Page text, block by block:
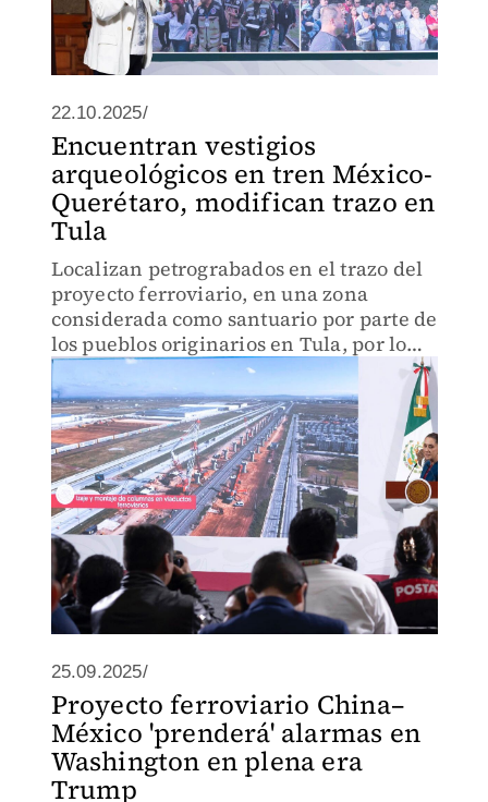
22.10.2025/
Encuentran vestigios
arqueológicos en tren México-
Querétaro, modifican trazo en
Tula
Localizan petrograbados en el trazo del
proyecto ferroviario, en una zona
considerada como santuario por parte de
los pueblos originarios en Tula, por lo
que el gobierno federal modificó la ruta
25.09.2025/
Proyecto ferroviario China–
México 'prenderá' alarmas en
Washington en plena era
Trump